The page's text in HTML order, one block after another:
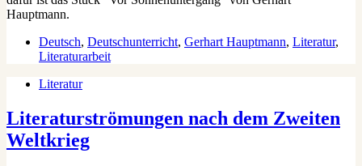
Hauptmann.
Deutsch, Deutschunterricht, Gerhart Hauptmann, Literatur,
Literaturarbeit
Literatur
Literaturströmungen nach dem Zweiten
Weltkrieg